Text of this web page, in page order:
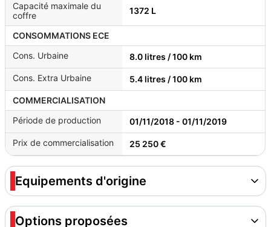
Capacité maximale du
coffre
1372 L
CONSOMMATIONS ECE
Cons. Urbaine
8.0 litres / 100 km
Cons. Extra Urbaine 5.4 litres / 100 km
COMMERCIALISATION
Période de production
01/11/2018 - 01/11/2019
Prix de commercialisation 25 250 €
Equipements d'origine
Options proposées